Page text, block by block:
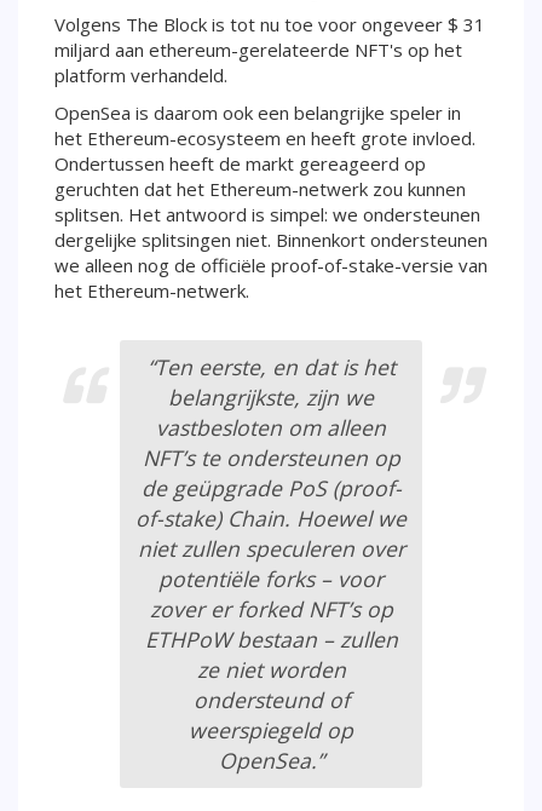
Volgens The Block is tot nu toe voor ongeveer $ 31
miljard aan ethereum-gerelateerde NFT's op het
platform verhandeld.
OpenSea is daarom ook een belangrijke speler in
het Ethereum-ecosysteem en heeft grote invloed.
Ondertussen heeft de markt gereageerd op
geruchten dat het Ethereum-netwerk zou kunnen
splitsen. Het antwoord is simpel: we ondersteunen
dergelijke splitsingen niet. Binnenkort ondersteunen
we alleen nog de officiële proof-of-stake-versie van
het Ethereum-netwerk.
“Ten eerste, en dat is het
belangrijkste, zijn we
vastbesloten om alleen
NFT’s te ondersteunen op
de geüpgrade PoS (proof-
of-stake) Chain. Hoewel we
niet zullen speculeren over
potentiële forks – voor
zover er forked NFT’s op
ETHPoW bestaan – zullen
ze niet worden
ondersteund of
weerspiegeld op
OpenSea.”